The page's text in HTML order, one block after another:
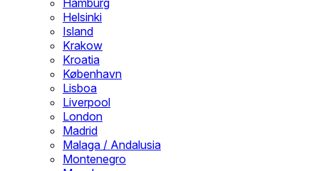
Hamburg
Helsinki
Island
Krakow
Kroatia
København
Lisboa
Liverpool
London
Madrid
Malaga / Andalusia
Montenegro